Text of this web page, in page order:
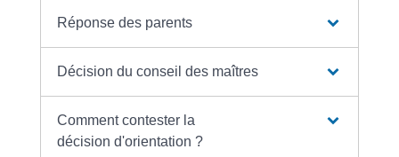
Réponse des parents
Décision du conseil des maîtres
Comment contester la
décision d'orientation ?